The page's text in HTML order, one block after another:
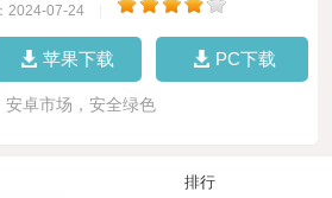
2024-07-24
苹果下载 PC下载
安卓市场，安全绿色
排行